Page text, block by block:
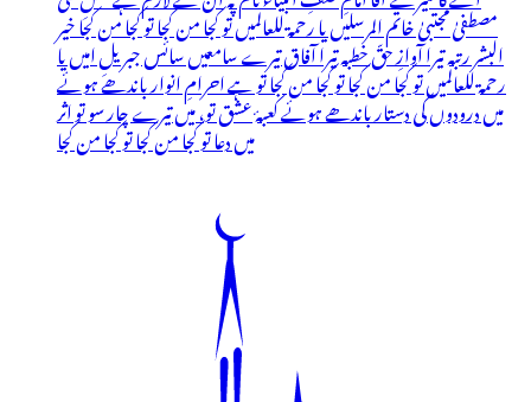
مصطفیٰ مجتبیٰ خاتم المرسلیں یا رحمۃ للعالمیں تو کجا من کجا تو کجا من کجا خیر
البشر رتبہ تیرا آوازِ حقّ خطبہ تیرا آفاق تیرے سامعیں سائس جبریلِ امیں یا
رحمۃ للعالمیں تو کجا من کجا تو کجا من کجا تو ہے احرامِ انوار باندھے ہوئے
میں درودوں کی دستار باندھے ہوئے کعبۂ عشق تو، میں تیرے چار سو تو اثر
میں دعا تو کجا من کجا تو کجا من کجا